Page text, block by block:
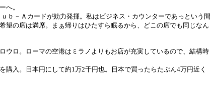
へ。
ｂ－Ａカードが効力発揮。私はビジネス・カウンターであっという間
望の席は満席。まぁ帰りはひたすら眠るから、どこの席でも同じなん
ウロ。ローマの空港はミラノよりもお店が充実しているので、結構時
入。日本円にして約1万2千円也。日本で買ったらたぶん4万円近く